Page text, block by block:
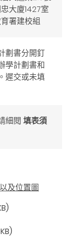
大廈1427室
署建校組
劃書分開釘
學計劃書和
遲交或未填
細閱 填表須
及位置圖